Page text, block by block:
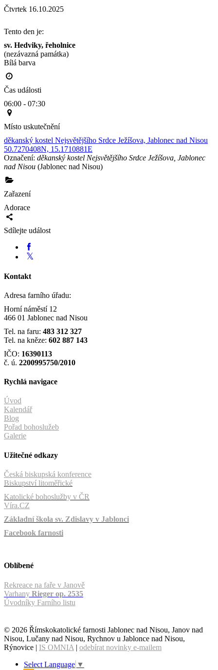
Čtvrtek 16.10.2025
Tento den je:
sv. Hedviky, řeholnice
(nezávazná památka)
Bílá barva
Čas události
06:00 - 07:30
Místo uskutečnění
děkanský kostel Nejsvětějšího Srdce Ježíšova, Jablonec nad Nisou
50.7270408N, 15.1710881E
Označení: děkanský kostel Nejsvětějšího Srdce Ježíšova, Jablonec
nad Nisou (Jablonec nad Nisou)
Zařazení
Adorace
Sdílejte událost
Kontakt
Adresa farního úřadu:
Horní náměstí 12
466 01 Jablonec nad Nisou
Tel. na faru: 483 312 327
Tel. na kněze: 602 887 143
IČO: 16390113
č. ú. 2200995750/2010
Rychlá navigace
Úvod
Kalendář
Blog
Pořad bohoslužeb
Galerie
Užitečné odkazy
Česká biskupská konference
Biskupství litoměřické
Katolické bohoslužby v ČR
Víra.CZ
Základní škola sv. Zdislavy v Jablonci
Facebook farnosti
Oblíbené
Rekreace na faře v Janově
Varhany Rieger op. 2535
Úvodníky Farního listu
© 2026 Římskokatolické farnosti Jablonec nad Nisou, Janov nad
Nisou, Lučany nad Nisou, Rychnov u Jablonce nad Nisou,
Rýnovice | IS OMNIA | odebírat novinky e-mailem
Select Language ▼